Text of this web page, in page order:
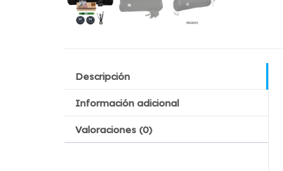
Descripción
Información adicional
Valoraciones (0)